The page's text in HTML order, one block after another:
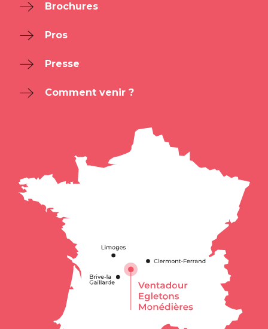
Brochures
Pros
Presse
Comment venir ?